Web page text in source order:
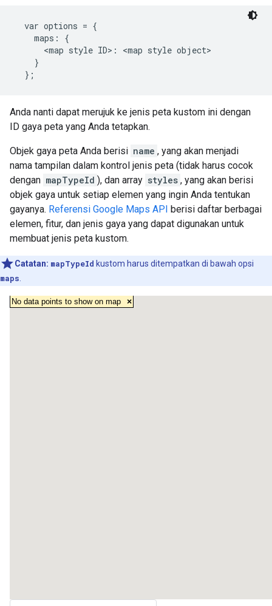
  var options = {
    maps: {
      <map style ID>: <map style object>
    }
Anda nanti dapat merujuk ke jenis peta kustom ini dengan
ID gaya peta yang Anda tetapkan.
Objek gaya peta Anda berisi name , yang akan menjadi
nama tampilan dalam kontrol jenis peta (tidak harus cocok
dengan mapTypeId ), dan array styles , yang akan berisi
objek gaya untuk setiap elemen yang ingin Anda tentukan
gayanya. Referensi Google Maps API berisi daftar berbagai
elemen, fitur, dan jenis gaya yang dapat digunakan untuk
membuat jenis peta kustom.
Catatan: mapTypeId kustom harus ditempatkan di bawah opsi
maps